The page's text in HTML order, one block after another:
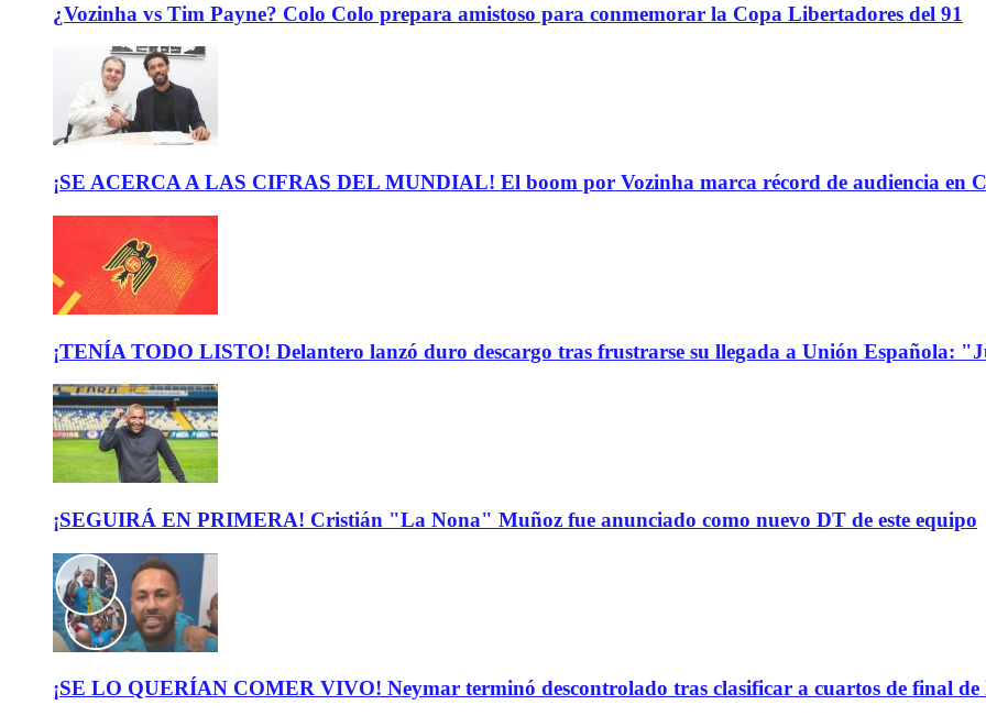
¿Vozinha vs Tim Payne? Colo Colo prepara amistoso para conmemorar la Copa Libertadores del 91
¡SE ACERCA A LAS CIFRAS DEL MUNDIAL! El boom por Vozinha marca récord de audiencia en
¡TENÍA TODO LISTO! Delantero lanzó duro descargo tras frustrarse su llegada a Unión Española:
¡SEGUIRÁ EN PRIMERA! Cristián "La Nona" Muñoz fue anunciado como nuevo DT de este equipo
¡SE LO QUERÍAN COMER VIVO! Neymar terminó descontrolado tras clasificar a cuartos de final de